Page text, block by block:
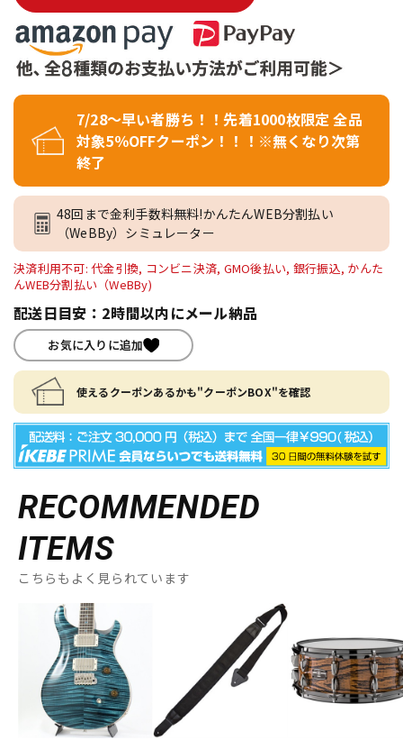
7/28～早い者勝ち！！先着1000枚限定 全品
対象5％OFFクーポン！！！※無くなり次第
終了
48回まで金利手数料無料!かんたんWEB分割払い
（WeBBy）シミュレーター
決済利用不可: 代金引換, コンビニ決済, GMO後払い, 銀行振込, かんた
んWEB分割払い（WeBBy)
配送日目安：2時間以内にメール納品
お気に入りに追加
使えるクーポンあるかも"クーポンBOX"を確認
RECOMMENDED
ITEMS
こちらもよく見られています